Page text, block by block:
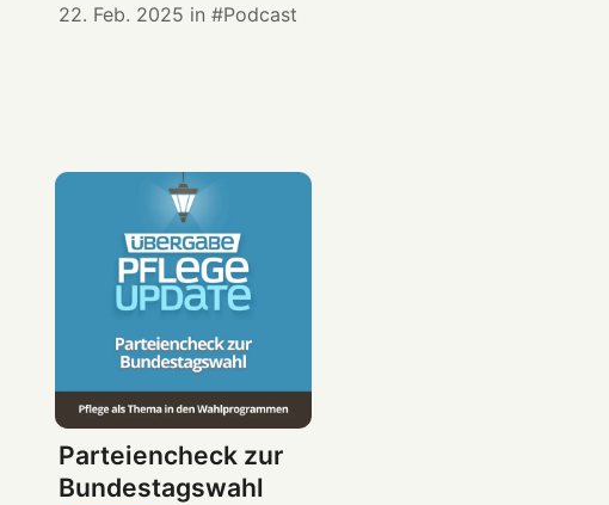
22. Feb. 2025 in Podcast
Parteiencheck zur
Bundestagswahl